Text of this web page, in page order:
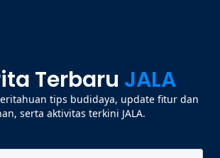
Terbaru JALA
tips budidaya, update fitur dan
serta aktivitas terkini JALA.